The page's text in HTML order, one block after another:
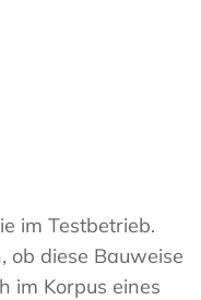
im Testbetrieb.
ob diese Bauweise
im Korpus eines